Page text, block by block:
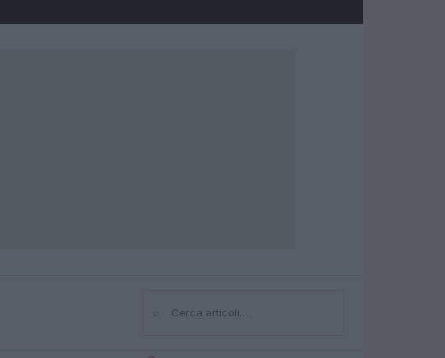
⌕Cerca